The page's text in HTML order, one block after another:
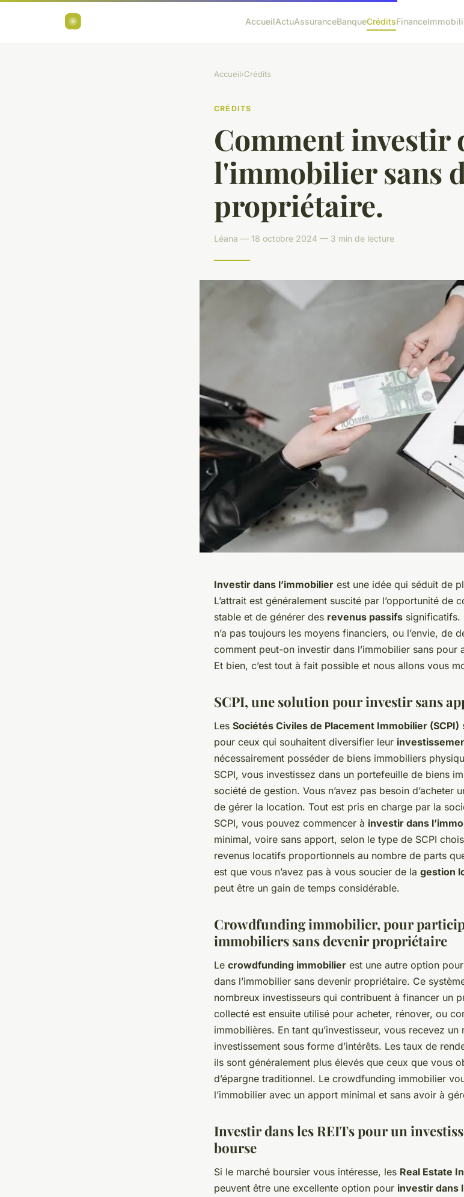
AccueilActuAssuranceBanqueCréditsFinance
Accueil›Crédits
CRÉDITS
Comment investir
l'immobilier sans
propriétaire.
Léana — 18 octobre 2024 — 3 min de lecture
Investir dans l’immobilier est une idée qui séduit de
L’attrait est généralement suscité par l’opportunité de
stable et de générer des revenus passifs significatifs.
n’a pas toujours les moyens financiers, ou l’envie, de
comment peut-on investir dans l’immobilier sans pour
Et bien, c’est tout à fait possible et nous allons vous
SCPI, une solution pour investir sans
Les Sociétés Civiles de Placement Immobilier (SCPI)
pour ceux qui souhaitent diversifier leur
nécessairement posséder de biens immobiliers
SCPI, vous investissez dans un portefeuille de biens
société de gestion. Vous n’avez pas besoin d’acheter
de gérer la location. Tout est pris en charge par la
SCPI, vous pouvez commencer à investir dans
minimal, voire sans apport, selon le type de SCPI
revenus locatifs proportionnels au nombre de parts
est que vous n’avez pas à vous soucier de la gestion
peut être un gain de temps considérable.
Crowdfunding immobilier, pour
immobiliers sans devenir propriétaire
Le crowdfunding immobilier est une autre option
dans l’immobilier sans devenir propriétaire. Ce
nombreux investisseurs qui contribuent à financer un
collecté est ensuite utilisé pour acheter, rénover, ou
immobilières. En tant qu’investisseur, vous recevez
investissement sous forme d’intérêts. Les taux de
ils sont généralement plus élevés que ceux que vous
d’épargne traditionnel. Le crowdfunding immobilier
l’immobilier avec un apport minimal et sans avoir à
Investir dans les REITs pour un
bourse
Si le marché boursier vous intéresse, les Real Estate
peuvent être une excellente option pour investir dans